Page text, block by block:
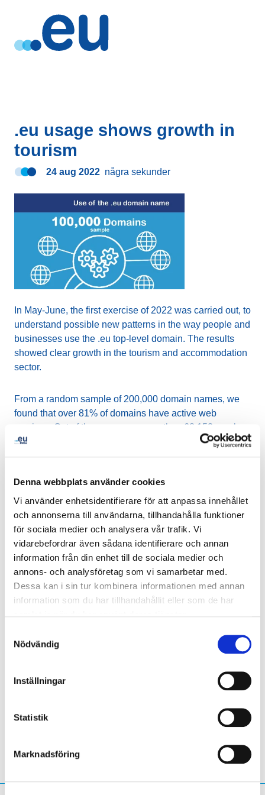
Denna webbplats använder cookies
Vi använder enhetsidentifierare för att anpassa innehållet
och annonserna till användarna, tillhandahålla funktioner
för sociala medier och analysera vår trafik. Vi
vidarebefordrar även sådana identifierare och annan
information från din enhet till de sociala medier och
annons- och analysföretag som vi samarbetar med.
Dessa kan i sin tur kombinera informationen med annan
information som du har tillhandahållit eller som de har
Nödvändig
Inställningar
Statistik
Marknadsföring
.eu usage shows growth in
tourism
24 aug 2022 några sekunder
In May-June, the first exercise of 2022 was carried out, to
understand possible new patterns in the way people and
businesses use the .eu top-level domain. The results
showed clear growth in the tourism and accommodation
sector.
From a random sample of 200,000 domain names, we
found that over 81% of domains have active web
services. Out of those names, more than 68,152 resolve
to a content-rich website.
cooperative “Officina dell’ abitare” and is based on a set
of categories chosen and defined by severalCENTR
members. To achieve a higher level of accuracy, each
website was reviewed three times.
In comparison to the categorisation in the first half of
2021, the results show a clear increase in the ’Tourism
and Accommodation’ category by 1.5%. The ‘Commerce’
and ‘IT’ communities remained at the top of the list,
See more on our statistics page